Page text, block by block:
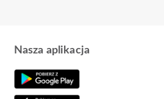
Nasza aplikacja